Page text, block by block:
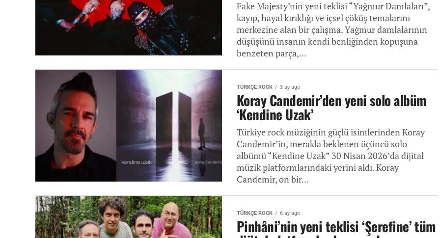
Fake Majesty’nin yeni teklisi “Yağmur Damlaları”,
kayıp, hayal kırıklığı ve içsel çöküş temalarını
merkezine alan bir çalışma. Yağmur damlalarının
düşüşünü insanın kendi benliğinden kopuşuna
benzeten parça,...
TÜRKÇE ROCK 3 ay ago
Koray Candemir’den yeni solo albüm
‘Kendine Uzak’
Türkiye rock müziğinin güçlü isimlerinden Koray
Candemir’in, merakla beklenen üçüncü solo
albümü “Kendine Uzak” 30 Nisan 2026’da dijital
müzik platformlarındaki yerini aldı. Koray
Candemir, on bir...
TÜRKÇE ROCK 6 ay ago
Pinhâni’nin yeni teklisi ‘Şerefine’ tüm